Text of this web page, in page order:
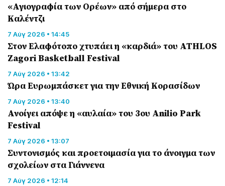
«Αγιογραφία των Ορέων» από σήμερα στο
Καλέντζι
7 Αύγ 2026 • 14:45
Στον Ελαφότοπο χτυπάει η «καρδιά» του ATHLOS
Zagori Basketball Festival
7 Αύγ 2026 • 13:42
Ώρα Ευρωμπάσκετ για την Εθνική Κορασίδων
7 Αύγ 2026 • 13:40
Ανοίγει απόψε η «αυλαία» του 3ου Anilio Park
Festival
7 Αύγ 2026 • 13:07
Συντονισμός και προετοιμασία για το άνοιγμα των
σχολείων στα Γιάννενα
7 Αύγ 2026 • 12:14